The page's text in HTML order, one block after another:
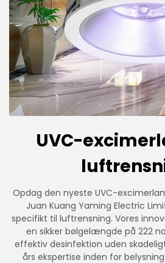
UVC-
Opdag den nyeste UVC-
Juan Kuang Yaming Electric
specifikt til luftrensning. Vores
en sikker bølgelængde på 222
effektiv desinfektion uden
års ekspertise inden for